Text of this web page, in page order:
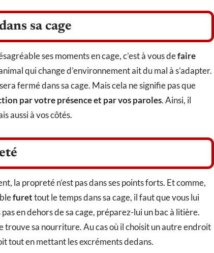
sa cage
ses moments en cage, c’est à vous defaire
qui change d’environnement ait du mal à s’adapter.
fermé dans sa cage. Mais cela ne signifie pas que
par votre présence et par vos paroles. Ainsi, il
aussi à vos côtés.
la propreté n’est pas dans ses points forts. Et comme,
furettout le temps dans sa cage, il faut que vous lui
en dehors de sa cage, préparez-lui un bac à litière.
trouve sa nourriture. Au cas où il choisit un autre endroit
tout en mettant les excréments dedans.